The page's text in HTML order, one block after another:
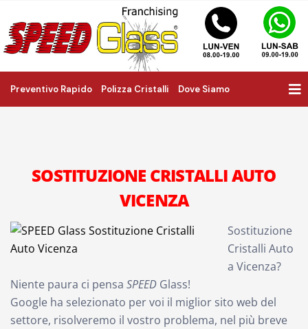
Preventivo Rapido Polizza Cristalli Dove Siamo
SOSTITUZIONE CRISTALLI AUTO
VICENZA
Sostituzione
Cristalli Auto
a Vicenza?
Niente paura ci pensa SPEED Glass!
Google ha selezionato per voi il miglior sito web del
settore, risolveremo il vostro problema, nel più breve